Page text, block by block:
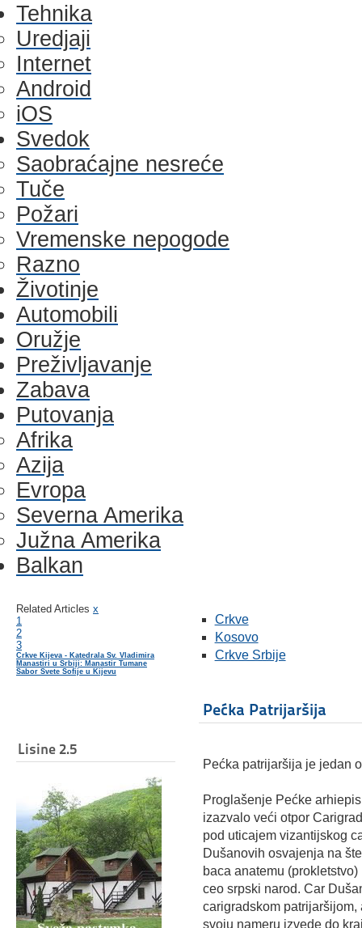
Tehnika
Uredjaji
Internet
Android
iOS
Svedok
Saobraćajne nesreće
Tuče
Požari
Vremenske nepogode
Razno
Životinje
Automobili
Oružje
Preživljavanje
Zabava
Putovanja
Afrika
Azija
Evropa
Severna Amerika
Južna Amerika
Balkan
Related Articles x
1
2
3
Crkve Kijeva - Katedrala Sv. Vladimira
Manastiri u Srbiji: Manastir Tumane
Sabor Svete Sofije u Kijevu
Lisine 2.5
Crkve
Kosovo
Crkve Srbije
Pećka Patrijaršija
Pećka patrijaršija je jedan
Proglašenje Pećke
izazvalo veći otpor
pod uticajem vizantijskog
Dušanovih osvajenja na
baca anatemu
ceo srpski narod. Car
carigradskom
svoju nameru izvede do